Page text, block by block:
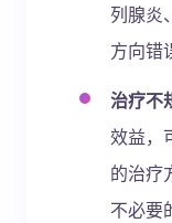
列腺炎
方向错
治疗不
效益，
的治疗
不必要